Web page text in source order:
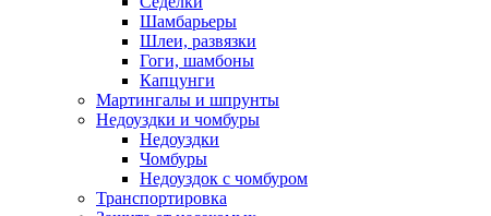
Шамбарьеры
Шлеи, развязки
Гоги, шамбоны
Капцунги
Мартингалы и шпрунты
Недоуздки и чомбуры
Недоуздки
Чомбуры
Недоуздок с чомбуром
Транспортировка